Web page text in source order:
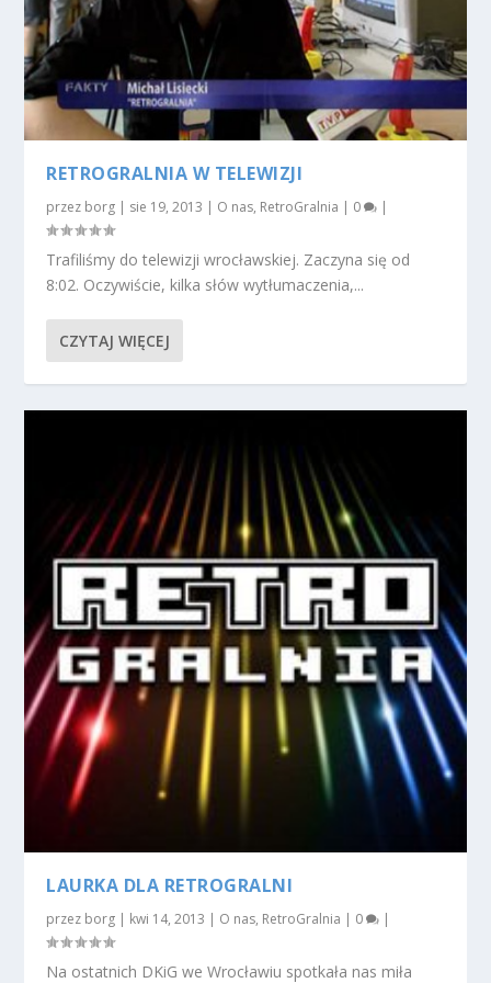
RETROGRALNIA W TELEWIZJI
przez borg | sie 19, 2013 | O nas, RetroGralnia | 0 |
Trafiliśmy do telewizji wrocławskiej. Zaczyna się od
8:02. Oczywiście, kilka słów wytłumaczenia,...
CZYTAJ WIĘCEJ
LAURKA DLA RETROGRALNI
przez borg | kwi 14, 2013 | O nas, RetroGralnia | 0 |
Na ostatnich DKiG we Wrocławiu spotkała nas miła